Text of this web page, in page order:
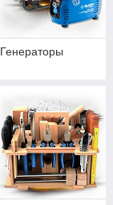
Генераторы